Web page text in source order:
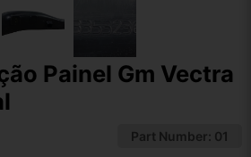
Painel Gm Vectra
Part Number: 01